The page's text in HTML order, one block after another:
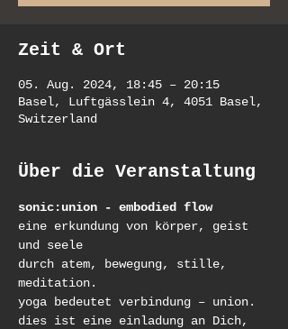
Zeit & Ort
05. Aug. 2024, 18:45 – 20:15
Basel, Luftgässlein 4, 4051 Basel,
Switzerland
Über die Veranstaltung
sonic:union - embodied flow
eine erkundung von körper, geist
und seele
durch atem, bewegung, stille,
meditation.
yoga bedeutet verbindung – union.
dies ist eine einladung an Dich,